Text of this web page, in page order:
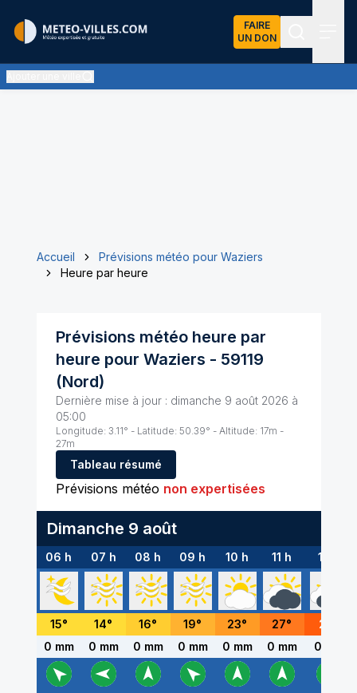
FAIRE
UN DON
Accueil
Prévisions météo pour Waziers
Heure par heure
Prévisions météo heure par
heure pour Waziers - 59119
(Nord)
Dernière mise à jour : dimanche 9 août 2026 à
05:00
Longitude: 3.11° - Latitude: 50.39° - Altitude: 17m -
27m
Tableau résumé
Prévisions météo non expertisées
Dimanche 9 août
06 h 07 h 08 h 09 h 10 h 11 h 12 h
15° 14° 16° 19° 23° 27° 29
0 mm
0 mm 0 mm 0 mm 0 mm 0 mm 0 mm